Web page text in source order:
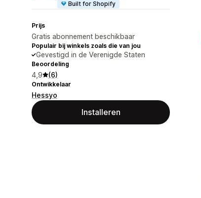
Built for Shopify
Prijs
Gratis abonnement beschikbaar
Populair bij winkels zoals die van jou
Gevestigd in de Verenigde Staten
Beoordeling
4,9 (6)
Ontwikkelaar
Hessyo
Installeren